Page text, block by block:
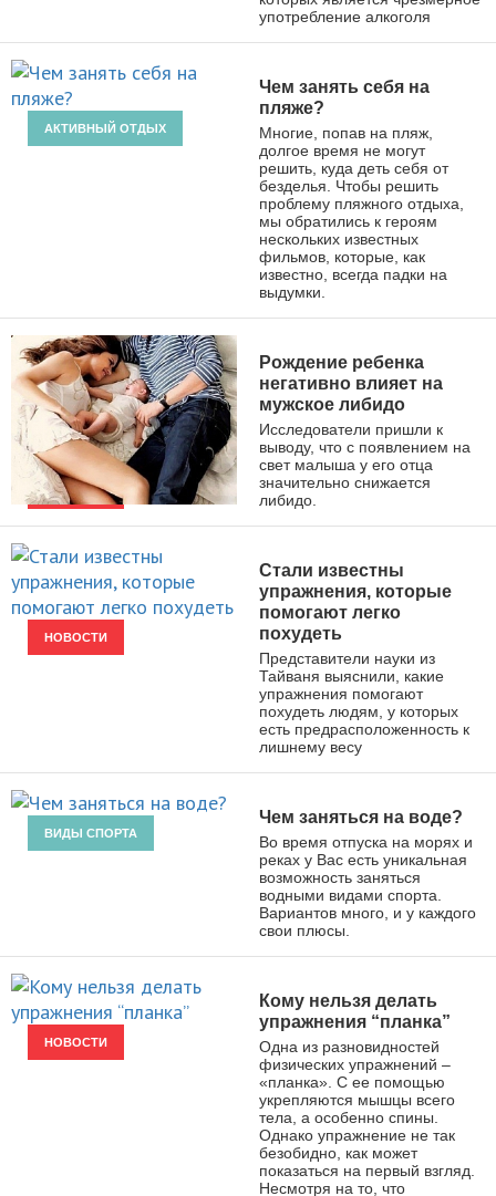
употребление алкоголя
АКТИВНЫЙ ОТДЫХ
Чем занять себя на
пляже?
Многие, попав на пляж,
долгое время не могут
решить, куда деть себя от
безделья. Чтобы решить
проблему пляжного отдыха,
мы обратились к героям
нескольких известных
фильмов, которые, как
известно, всегда падки на
выдумки.
Рождение ребенка
негативно влияет на
мужское либидо
Исследователи пришли к
выводу, что с появлением на
свет малыша у его отца
значительно снижается
либидо.
НОВОСТИ
Стали известны
упражнения, которые
помогают легко
похудеть
Представители науки из
Тайваня выяснили, какие
упражнения помогают
похудеть людям, у которых
есть предрасположенность к
лишнему весу
ВИДЫ СПОРТА
Чем заняться на воде?
Во время отпуска на морях и
реках у Вас есть уникальная
возможность заняться
водными видами спорта.
Вариантов много, и у каждого
свои плюсы.
НОВОСТИ
Кому нельзя делать
упражнения “планка”
Одна из разновидностей
физических упражнений –
«планка». С ее помощью
укрепляются мышцы всего
тела, а особенно спины.
Однако упражнение не так
безобидно, как может
показаться на первый взгляд.
Несмотря на то, что